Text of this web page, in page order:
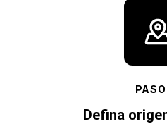
PASO
Defina